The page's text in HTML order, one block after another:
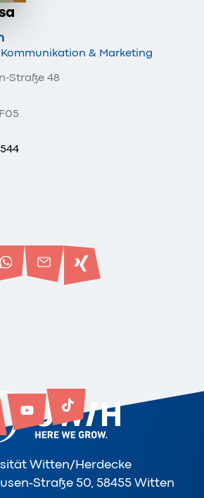
Kommunikation & Marketing
Straße 48
Witten/Herdecke
Straße 50, 58455 Witten